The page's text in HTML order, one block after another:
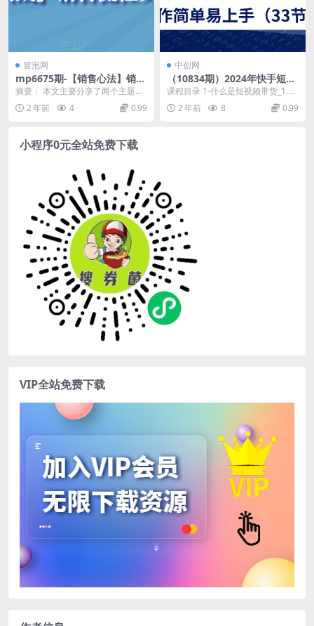
冒泡网
mp6675期-【销售心法】销售
落地实战分享+【销售实战】
销售流程实战分享
摘要： 本文主要分享了两个主题，
分别是【销售心法】销售落地实战
分享和【销售实战】...
2 年前 4 0.99
中创网
（10834期）2024年快手短视
频带货教程，操作简单易上手
（33节课）
课程目录 1-什么是短视频带货_1.m
p4 2-短视频带贷案例_1.mp4 3-...
2 年前 8 0.99
小程序0元全站免费下载
VIP全站免费下载